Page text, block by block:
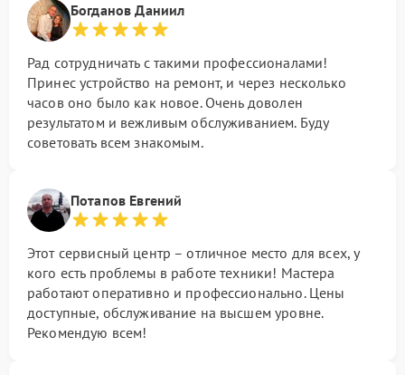
Богданов Даниил
Рад сотрудничать с такими профессионалами!
Принес устройство на ремонт, и через несколько
часов оно было как новое. Очень доволен
результатом и вежливым обслуживанием. Буду
советовать всем знакомым.
Потапов Евгений
Этот сервисный центр – отличное место для всех, у
кого есть проблемы в работе техники! Мастера
работают оперативно и профессионально. Цены
доступные, обслуживание на высшем уровне.
Рекомендую всем!